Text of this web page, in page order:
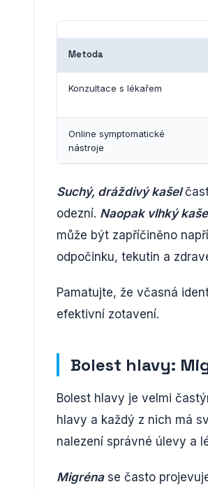
Metoda
Konzultace s lékařem
Online symptomatické
nástroje
Suchý, dráždivý kašel
odezní. Naopak vlhký
může být zapříčiněno
odpočinku, tekutin a
Pamatujte, že včasná
efektivní zotavení.
Bolest hlavy:
Bolest hlavy je velmi
hlavy a každý z nich má
nalezení správné úlevy a
Migrénase často